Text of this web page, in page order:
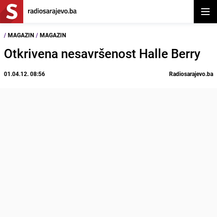
/ MAGAZIN / MAGAZIN
Otkrivena nesavršenost Halle Berry
01.04.12. 08:56 Radiosarajevo.ba